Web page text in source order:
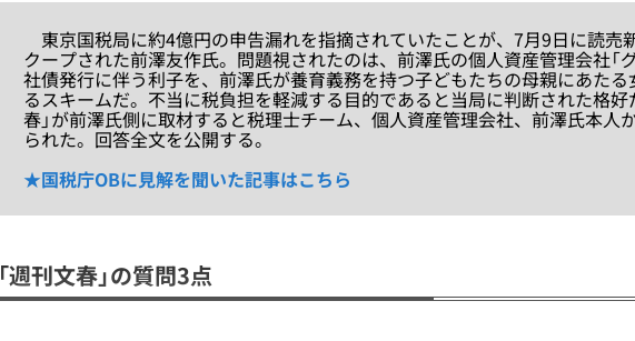
東京国税局に約4億円の申告漏れを指摘されていたことが、7月9日に読売
クープされた前澤友作氏。問題視されたのは、前澤氏の個人資産管理会社「
社債発行に伴う利子を、前澤氏が養育義務を持つ子どもたちの母親にあた
るスキームだ。不当に税負担を軽減する目的であると当局に判断された格好
春」が前澤氏側に取材すると税理士チーム、個人資産管理会社、前澤氏本人
られた。回答全文を公開する。
★国税庁OBに見解を聞いた記事はこちら
「週刊文春」の質問3点